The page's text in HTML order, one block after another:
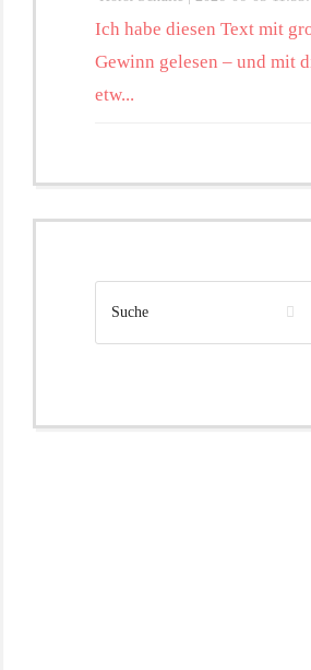
Ich habe diesen Text mit
Gewinn gelesen – und mit
etw...